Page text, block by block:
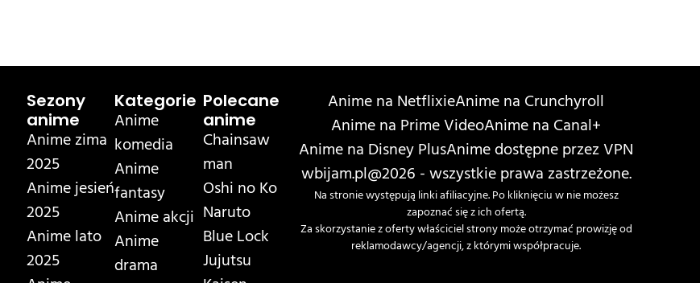
Sezony
anime
Anime zima
2025
Anime jesień
2025
Anime lato
2025
Kategorie
Anime
komedia
Anime
fantasy
Anime akcji
Anime
drama
Polecane
anime
Chainsaw
man
Oshi no Ko
Naruto
Blue Lock
Jujutsu
Anime na NetflixieAnime na Crunchyroll
Anime na Prime VideoAnime na Canal+
Anime na Disney PlusAnime dostępne przez VPN
wbijam.pl@2026 - wszystkie prawa zastrzeżone.
Na stronie występują linki afiliacyjne. Po kliknięciu w nie możesz
zapoznać się z ich ofertą.
Za skorzystanie z oferty właściciel strony może otrzymać prowizję od
reklamodawcy/agencji, z którymi współpracuje.